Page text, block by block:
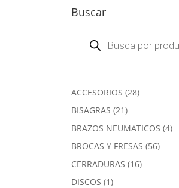
Buscar
productos
ACCESORIOS 2828
BISAGRAS 2121
productos
BRAZOS NEUMATICOS 44
BROCAS Y FRESAS 5656
CERRADURAS 1616
DISCOS 11